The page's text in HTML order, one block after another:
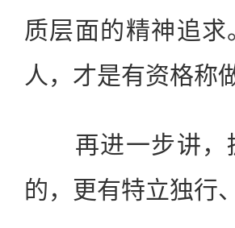
质层面的精神追
人，才是有资格称
再进一步讲，
的，更有特立独行